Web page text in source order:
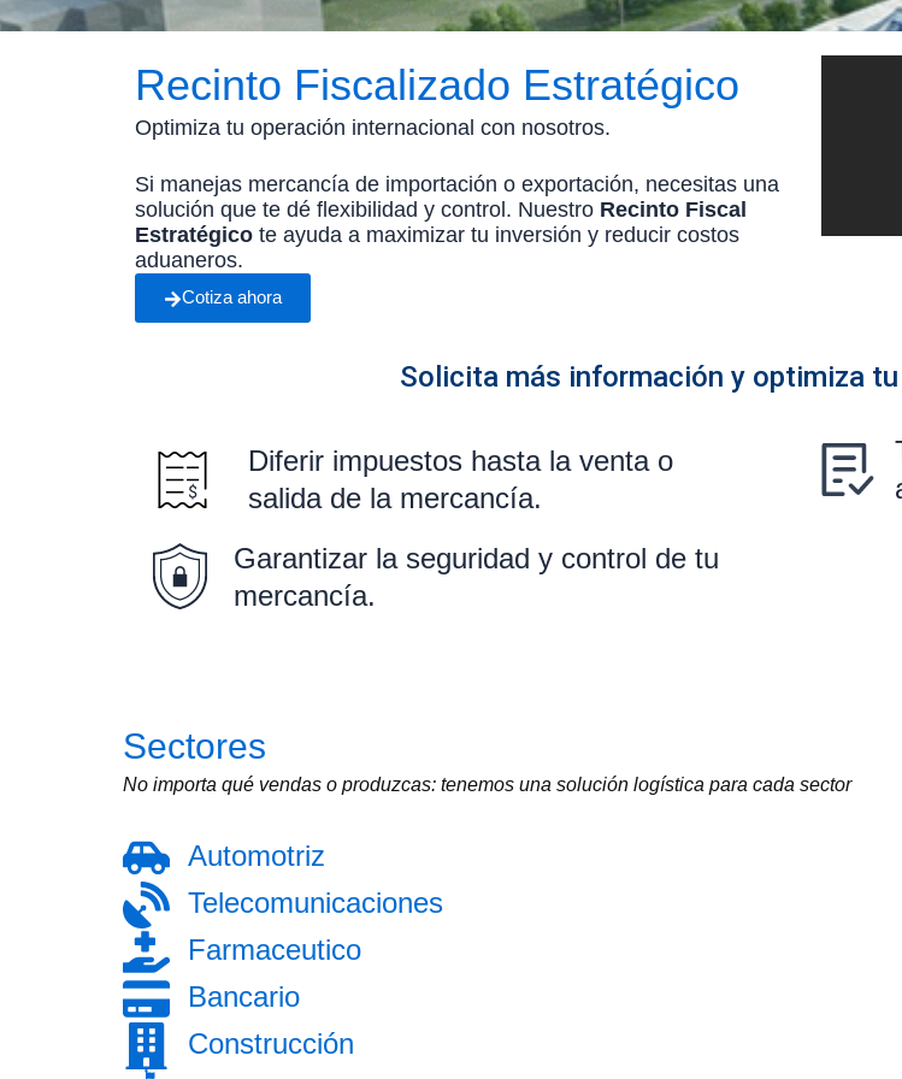
Recinto Fiscalizado Estratégico
Optimiza tu operación internacional con nosotros.
Si manejas mercancía de importación o exportación, necesitas una
solución que te dé flexibilidad y control. Nuestro Recinto Fiscal
Estratégico te ayuda a maximizar tu inversión y reducir costos
aduaneros.
Cotiza ahora
Solicita más información y optimiza
Diferir impuestos hasta la venta o
salida de la mercancía.
Garantizar la seguridad y control de tu
mercancía.
Sectores
No importa qué vendas o produzcas: tenemos una solución logística para cada sector
Automotriz
Telecomunicaciones
Farmaceutico
Bancario
Construcción